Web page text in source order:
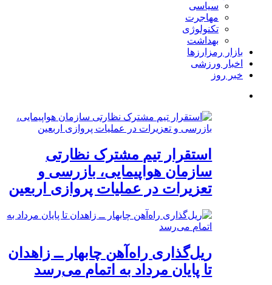
سیاسی
مهاجرت
تکنولوژی
بهداشت
بازار رمزارزها
اخبار ورزشی
خبر روز
استقرار تیم مشترک نظارتی
سازمان هواپیمایی، بازرسی و
تعزیرات در عملیات پروازی اربعین
ریل‌گذاری راه‌آهن چابهار ــ زاهدان
تا پایان مرداد به اتمام می‌رسد